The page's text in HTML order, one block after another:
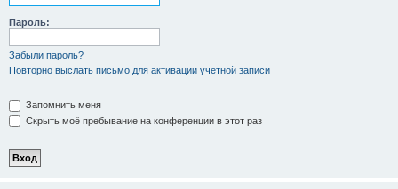
Пароль:
Забыли пароль?
Повторно выслать письмо для активации учётной записи
Запомнить меня
Скрыть моё пребывание на конференции в этот раз